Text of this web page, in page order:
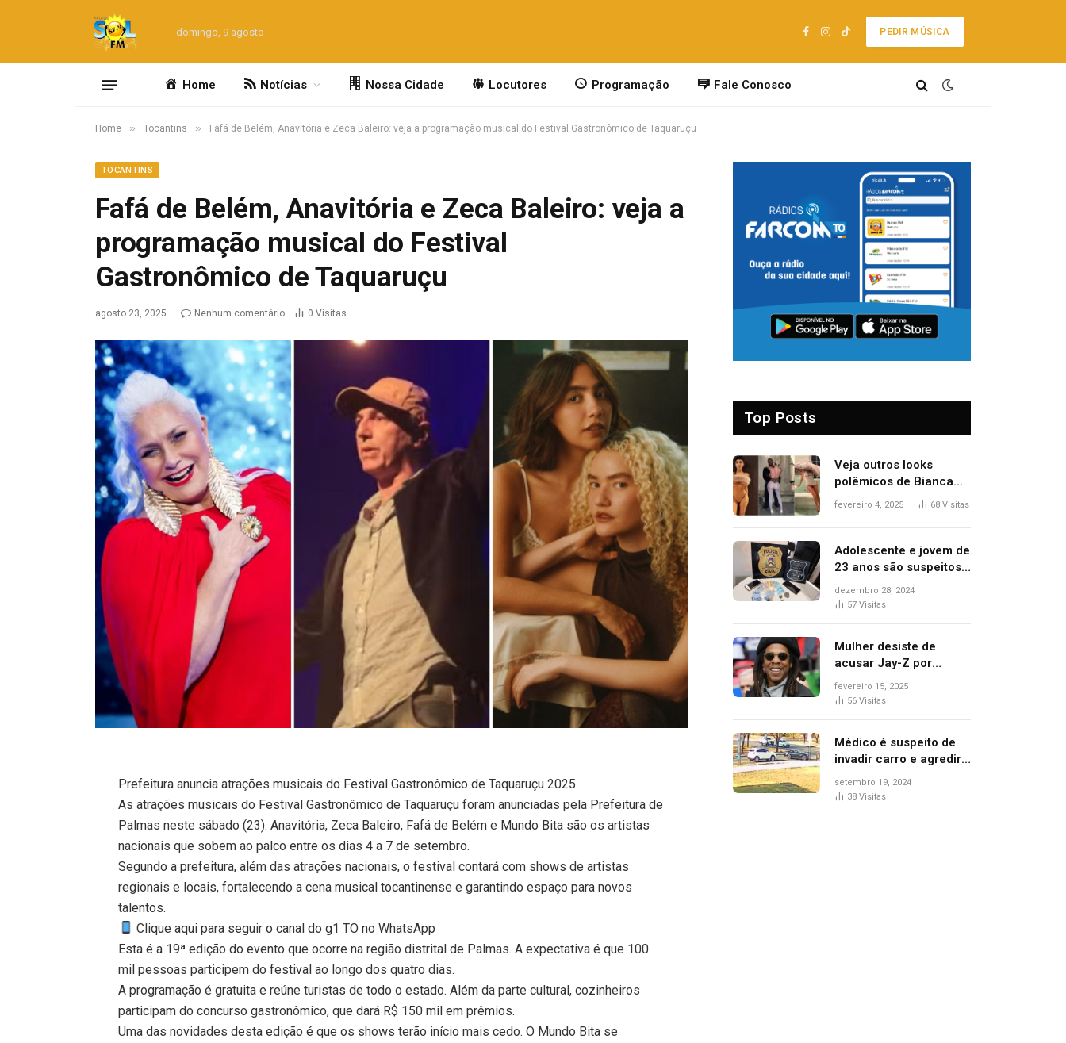
domingo, 9 agosto
Facebook
Instagram
TikTok
PEDIR MÚSICA
Home Notícias Nossa Cidade Locutores Programação Fale Conosco
Home » Tocantins » Fafá de Belém, Anavitória e Zeca Baleiro: veja a programação musical do Festival Gastronômico de Taquaruçu
TOCANTINS
Fafá de Belém, Anavitória e Zeca Baleiro: veja a
programação musical do Festival
Gastronômico de Taquaruçu
agosto 23, 2025 Nenhum comentário 0 Visitas
Prefeitura anuncia atrações musicais do Festival Gastronômico de Taquaruçu 2025
As atrações musicais do Festival Gastronômico de Taquaruçu foram anunciadas pela Prefeitura de
Palmas neste sábado (23). Anavitória, Zeca Baleiro, Fafá de Belém e Mundo Bita são os artistas
nacionais que sobem ao palco entre os dias 4 a 7 de setembro.
Segundo a prefeitura, além das atrações nacionais, o festival contará com shows de artistas
regionais e locais, fortalecendo a cena musical tocantinense e garantindo espaço para novos
talentos.
Clique aqui para seguir o canal do g1 TO no WhatsApp
Esta é a 19ª edição do evento que ocorre na região distrital de Palmas. A expectativa é que 100
mil pessoas participem do festival ao longo dos quatro dias.
A programação é gratuita e reúne turistas de todo o estado. Além da parte cultural, cozinheiros
participam do concurso gastronômico, que dará R$ 150 mil em prêmios.
Uma das novidades desta edição é que os shows terão início mais cedo. O Mundo Bita se
Top Posts
Veja outros looks
polêmicos de Bianca
Censori, esposa de
Grammy 2025
fevereiro 4, 2025 68 Visitas
Adolescente e jovem de
23 anos são suspeitos
de vender drogas
próximo de delegacia e
dezembro 28, 2024
57 Visitas
Mulher desiste de
acusar Jay-Z por
estupro, diz revista
fevereiro 15, 2025
56 Visitas
Médico é suspeito de
invadir carro e agredir
delegado aposentado
durante confusão no
setembro 19, 2024
38 Visitas